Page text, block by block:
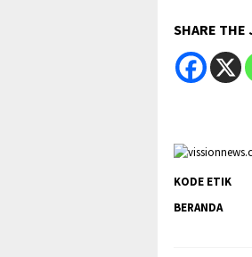
SHARE THE
KODE ETIK
BERANDA